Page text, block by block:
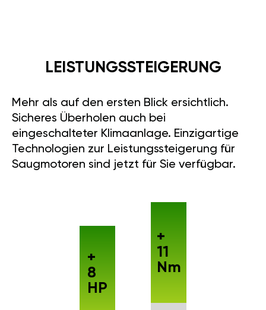
LEISTUNGSSTEIGERUNG
Mehr als auf den ersten Blick ersichtlich.
Sicheres Überholen auch bei
eingeschalteter Klimaanlage. Einzigartige
Technologien zur Leistungssteigerung für
Saugmotoren sind jetzt für Sie verfügbar.
+
8
HP
+
11
Nm